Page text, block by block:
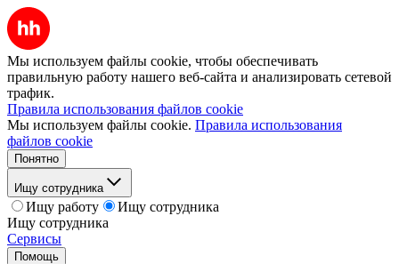
Мы используем файлы cookie, чтобы обеспечивать
правильную работу нашего веб-сайта и анализировать сетевой
трафик.
Правила использования файлов cookie
Мы используем файлы cookie. Правила использования
файлов cookie
Понятно
Ищу сотрудника
Ищу работу
Ищу сотрудника
Ищу сотрудника
Сервисы
Помощь